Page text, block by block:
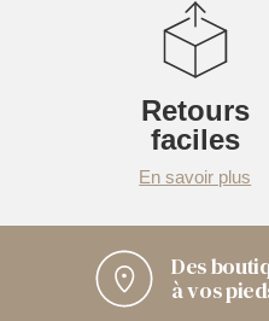
Retours
faciles
En savoir plus
Des
à vos